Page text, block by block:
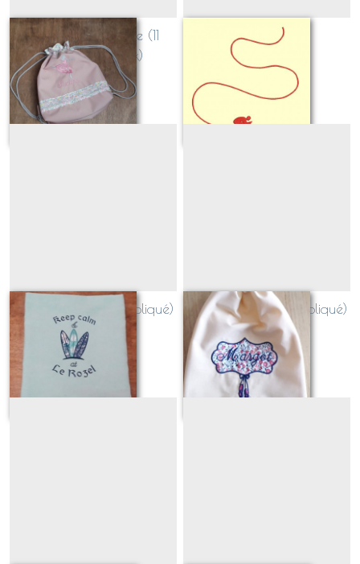
Danseuse / Ballerine (11
designs au choix)
Sur demande
skieur
Sur demande
planches de surf (appliqué)
Sur demande
Cadre danseuse (appliqué)
Sur demande